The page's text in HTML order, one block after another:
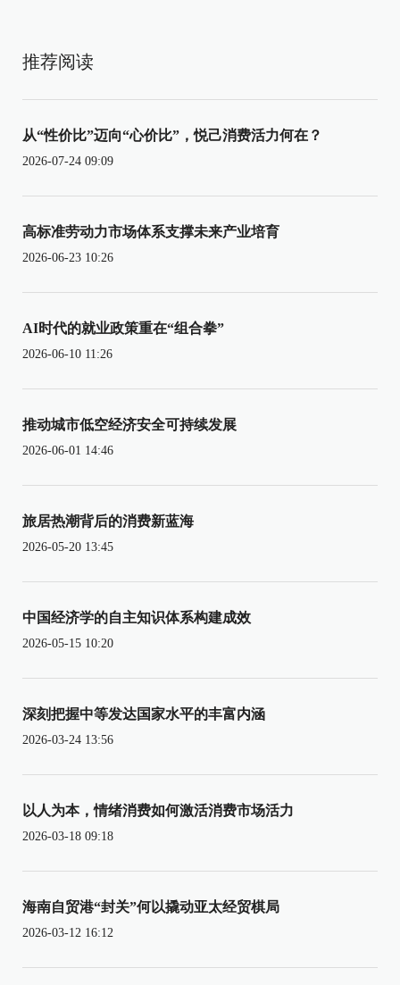
推荐阅读
从“性价比”迈向“心价比”，悦己消费活力何在？
2026-07-24 09:09
高标准劳动力市场体系支撑未来产业培育
2026-06-23 10:26
AI时代的就业政策重在“组合拳”
2026-06-10 11:26
推动城市低空经济安全可持续发展
2026-06-01 14:46
旅居热潮背后的消费新蓝海
2026-05-20 13:45
中国经济学的自主知识体系构建成效
2026-05-15 10:20
深刻把握中等发达国家水平的丰富内涵
2026-03-24 13:56
以人为本，情绪消费如何激活消费市场活力
2026-03-18 09:18
海南自贸港“封关”何以撬动亚太经贸棋局
2026-03-12 16:12